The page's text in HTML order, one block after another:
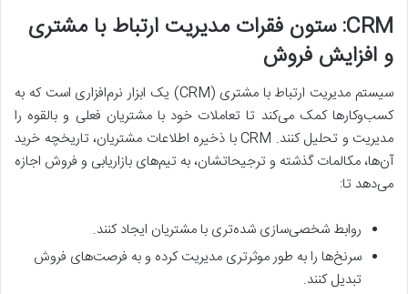
CRM: ستون فقرات مدیریت ارتباط با مشتری
و افزایش فروش
سیستم مدیریت ارتباط با مشتری (CRM) یک ابزار نرم‌افزاری است که به
کسب‌وکارها کمک می‌کند تا تعاملات خود با مشتریان فعلی و بالقوه را
مدیریت و تحلیل کنند. CRM با ذخیره اطلاعات مشتریان، تاریخچه خرید
آن‌ها، مکالمات گذشته و ترجیحاتشان، به تیم‌های بازاریابی و فروش اجازه
می‌دهد تا:
روابط شخصی‌سازی شده‌تری با مشتریان ایجاد کنند.
سرنخ‌ها را به طور موثرتری مدیریت کرده و به فرصت‌های فروش
تبدیل کنند.